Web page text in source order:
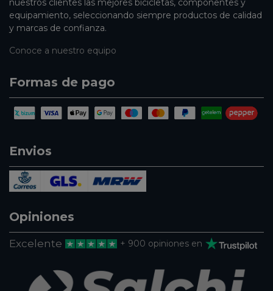
nuestros clientes las mejores bicicletas, componentes y
equipamiento, seleccionando siempre productos de calidad
y marcas de confianza.
Conoce a nuestro equipo
Formas de pago
Envios
Opiniones
Excelente + 900 opiniones en